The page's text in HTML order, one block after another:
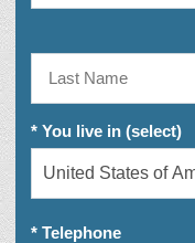
* You live in (select)
* Telephone